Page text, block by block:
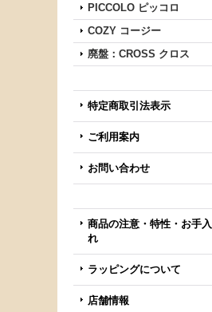
PICCOLO ピッコロ
COZY コージー
廃盤：CROSS クロス
特定商取引法表示
ご利用案内
お問い合わせ
商品の注意・特性・お手入
れ
ラッピングについて
店舗情報